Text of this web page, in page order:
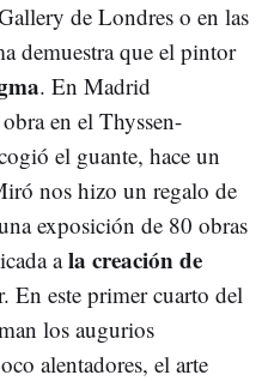
de Londres o en las
demuestra que el pintor
. En Madrid
en el Thyssen-
el guante, hace un
nos hizo un regalo de
exposición de 80 obras
ala creación de
En este primer cuarto del
los augurios
alentadores, el arte